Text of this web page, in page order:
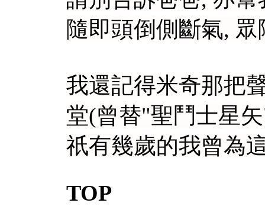
隨即頭倒側斷氣,
我還記得米奇那把
堂(曾替"聖鬥士星
祇有幾歲的我曾為
TOP